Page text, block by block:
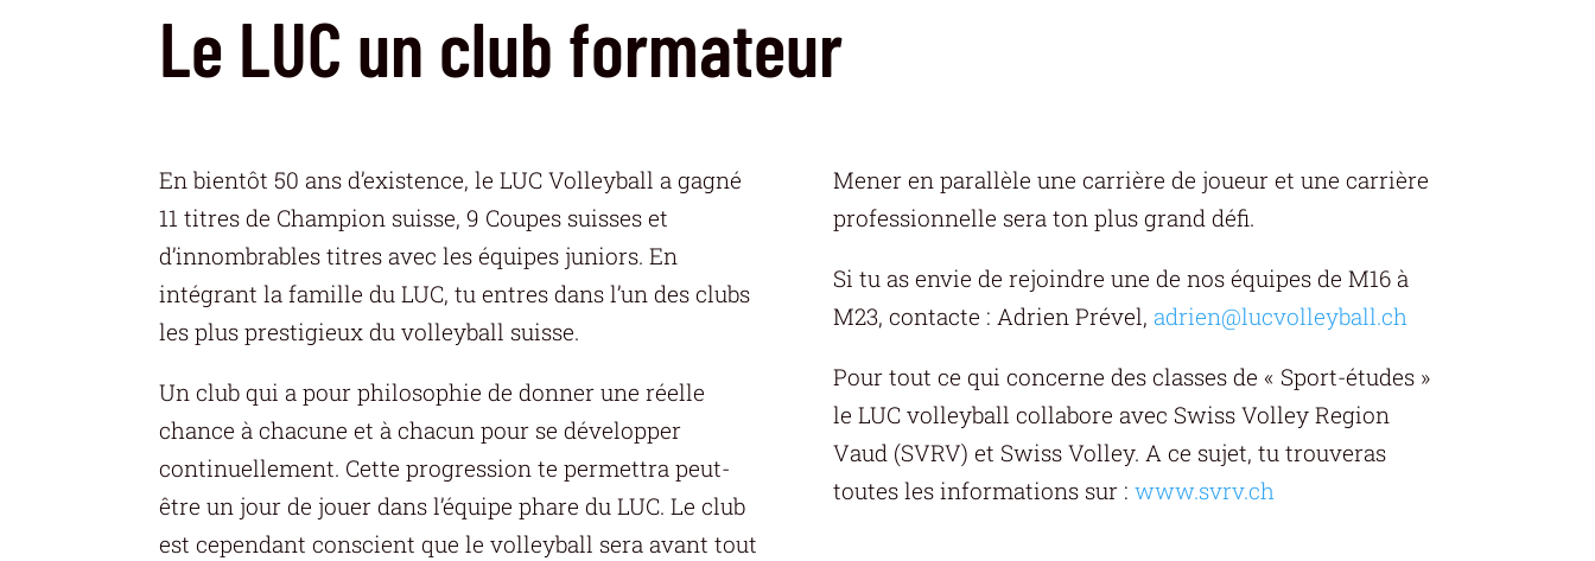
Le LUC un club formateur
En bientôt 50 ans d’existence, le LUC Volleyball a gagné
11 titres de Champion suisse, 9 Coupes suisses et
d’innombrables titres avec les équipes juniors. En
intégrant la famille du LUC, tu entres dans l’un des clubs
les plus prestigieux du volleyball suisse.
Un club qui a pour philosophie de donner une réelle
chance à chacune et à chacun pour se développer
continuellement. Cette progression te permettra peut-
être un jour de jouer dans l’équipe phare du LUC. Le club
est cependant conscient que le volleyball sera avant tout
Mener en parallèle une carrière de joueur et une carrière
professionnelle sera ton plus grand défi.
Si tu as envie de rejoindre une de nos équipes de M16 à
M23, contacte : Adrien Prével, adrien@lucvolleyball.ch
Pour tout ce qui concerne des classes de « Sport-études »
le LUC volleyball collabore avec Swiss Volley Region
Vaud (SVRV) et Swiss Volley. A ce sujet, tu trouveras
toutes les informations sur : www.svrv.ch